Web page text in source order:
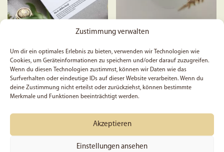
Zustimmung verwalten
Um dir ein optimales Erlebnis zu bieten, verwenden wir Technologien wie
Cookies, um Geräteinformationen zu speichern und/oder darauf zuzugreifen.
Wenn du diesen Technologien zustimmst, können wir Daten wie das
Surfverhalten oder eindeutige IDs auf dieser Website verarbeiten. Wenn du
deine Zustimmung nicht erteilst oder zurückziehst, können bestimmte
Merkmale und Funktionen beeinträchtigt werden.
Akzeptieren
Einstellungen ansehen
auf
der
Produktseite
gewählt
werden
Dieses
Produkt
weist
Schlüsselanhänger